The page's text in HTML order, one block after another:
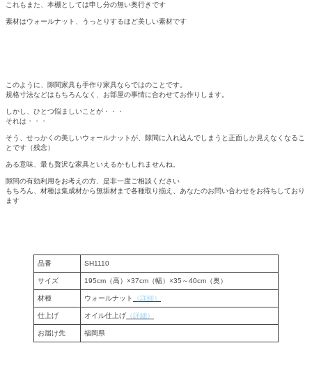
これもまた、本棚としては申し分の無い奥行きです
素材はウォールナット、うっとりするほど美しい素材です
このように、隙間家具も手作り家具ならではのことです。
規格寸法などはもちろんなく、お部屋の事情に合わせてお作りします。
しかし、ひとつ悩ましいことが・・・
それは・・・
そう、せっかくの美しいウォールナットが、隙間に入れ込んでしまうと正面しか見えなくなるこ
とです（残念）
ある意味、最も贅沢な家具といえるかもしれませんね。
隙間の有効利用をお考えの方、是非一度ご相談ください
もちろん、材種は集成材から無垢材まで各種取り揃え、あなたのお問い合わせをお待ちしており
ます
品番 SH1110
サイズ 195cm（高）×37cm（幅）×35～40cm（奥）
材種 ウォールナット （詳細）
仕上げ オイル仕上げ （詳細）
お届け先 福岡県